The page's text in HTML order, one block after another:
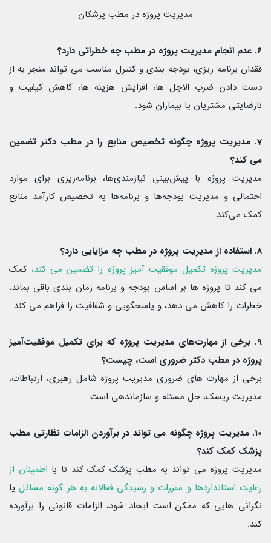
مدیریت پروژه در مطب پزشکان
6. عدم انجام مدیریت پروژه در مطب چه خطراتی دارد؟
فقدان برنامه ریزی، بودجه بندی و کنترل مناسب می تواند منجر به از
دست دادن ضرب الاجل ها، افزایش هزینه ها، کاهش کیفیت و
نارضایتی مشتریان یا بیماران شود.
7. مدیریت پروژه چگونه تخصیص منابع را در مطب دکتر تضمین
می کند؟
مدیریت پروژه با پیش‌بینی نیازمندی‌ها، برنامه‌ریزی برای موارد
احتمالی و مدیریت بودجه‌ها و برنامه‌ها به تخصیص کارآمد منابع
کمک می‌کند.
8. استفاده از مدیریت پروژه در مطب چه مزایایی دارد؟
مدیریت پروژه تکمیل موفقیت آمیز پروژه را تضمین می کند،کمک
می کند تا پروژه ها بر اساس بودجه و برنامه زمان بندی باقی بماند،
خطرات را کاهش می دهد، و پاسخگویی و شفافیت را فراهم می کند.
9. برخی از مهارت‌های مدیریت پروژه که برای تکمیل موفقیت‌آمیز
پروژه در مطب دکتر ضروری است، چیست؟
برخی از مهارت های ضروری مدیریت پروژه شامل رهبری، ارتباطات،
مدیریت ریسک، حل مسئله و سازماندهی است.
10. مدیریت پروژه چگونه می تواند در برآوردن الزامات نظارتی مطب
پزشک کمک کند؟
مدیریت پروژه می تواند به مطب پزشک کمک کند تا با اطمینان از
رعایت استانداردها و مقررات و رسیدگی فعالانه به هر گونه مسائلیا
نگرانی هایی که ممکن است ایجاد شود، الزامات قانونی را برآورده
کند.